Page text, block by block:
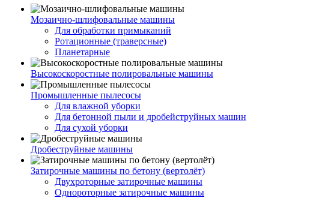
Мозаично-шлифовальные машины
Для обработки примыканий
Ротационные (траверсные)
Планетарные
Высокоскоростные полировальные машины
Промышленные пылесосы
Для влажной уборки
Для бетонной пыли и дробейструйных машин
Для сухой уборки
Дробеструйные машины
Затирочные машины по бетону (вертолёт)
Двухроторные затирочные машины
Однороторные затирочные машины